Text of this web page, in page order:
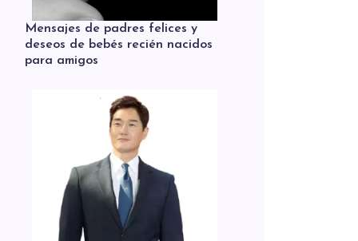
Mensajes de padres felices y
deseos de bebés recién nacidos
para amigos